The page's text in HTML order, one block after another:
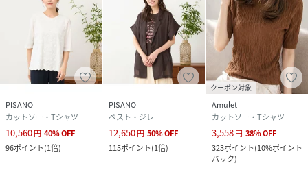
PISANO
カットソー・Tシャツ
10,560円 40%OFF
96ポイント(1倍)
PISANO
ベスト・ジレ
12,650円 50%OFF
115ポイント(1倍)
クーポン対象
Amulet
カットソー・Tシャツ
3,558円 38%OFF
323ポイント(10%ポイント
バック)